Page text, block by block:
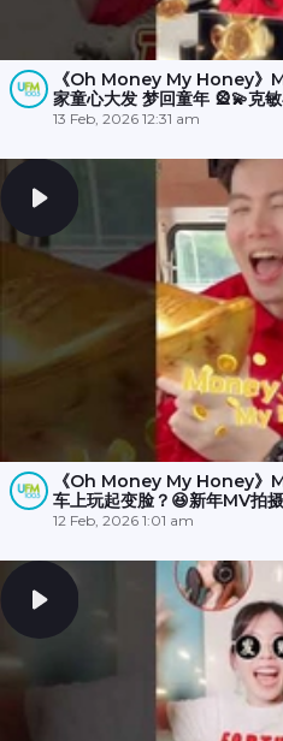
《Oh Money My Honey》
家童心大发 梦回童年 🎡💫克
和丽梅则拍摄空档在木马上斗舞
13 Feb, 2026 12:31 am
《Oh Money My Honey》
车上玩起变脸？😆新年MV拍
12 Feb, 2026 1:01 am